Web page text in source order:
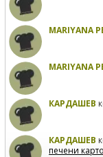
MARIYANA
MARIYANA
КАРДАШЕВ
КАРДАШЕВ
печени